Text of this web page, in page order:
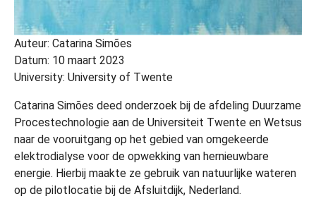
Auteur: Catarina Simões
Datum: 10 maart 2023
University: University of Twente
Catarina Simões deed onderzoek bij de afdeling Duurzame
Procestechnologie aan de Universiteit Twente en Wetsus
naar de vooruitgang op het gebied van omgekeerde
elektrodialyse voor de opwekking van hernieuwbare
energie. Hierbij maakte ze gebruik van natuurlijke wateren
op de pilotlocatie bij de Afsluitdijk, Nederland.